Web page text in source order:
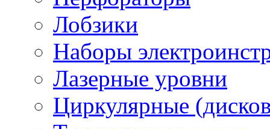
Лобзики
Наборы
Лазерные уровни
Циркулярные